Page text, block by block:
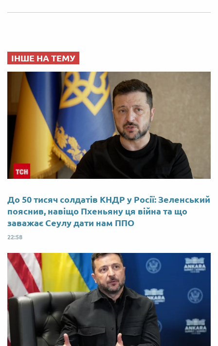
ІНШЕ НА ТЕМУ
До 50 тисяч солдатів КНДР у Росії: Зеленський
пояснив, навіщо Пхеньяну ця війна та що
заважає Сеулу дати нам ППО
22:58